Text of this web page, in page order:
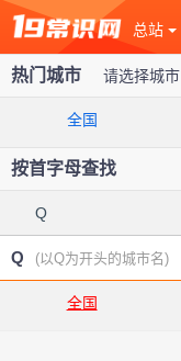
总站
热门城市 请选择城市
全国
按首字母查找
Q
Q (以Q为开头的城市名)
全国